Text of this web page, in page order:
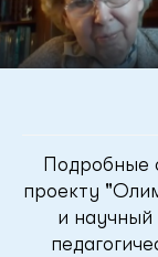
Подробные
проекту
и научный